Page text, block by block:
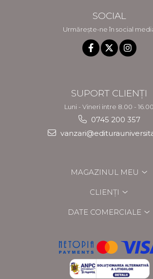
SOCIAL
Urmărește-ne în social
SUPORT CLIENȚI
Luni - Vineri intre 8.00 - 16.00
0745 200 357
MAGAZINUL MEU
CLIENȚI
DATE COMERCIALE